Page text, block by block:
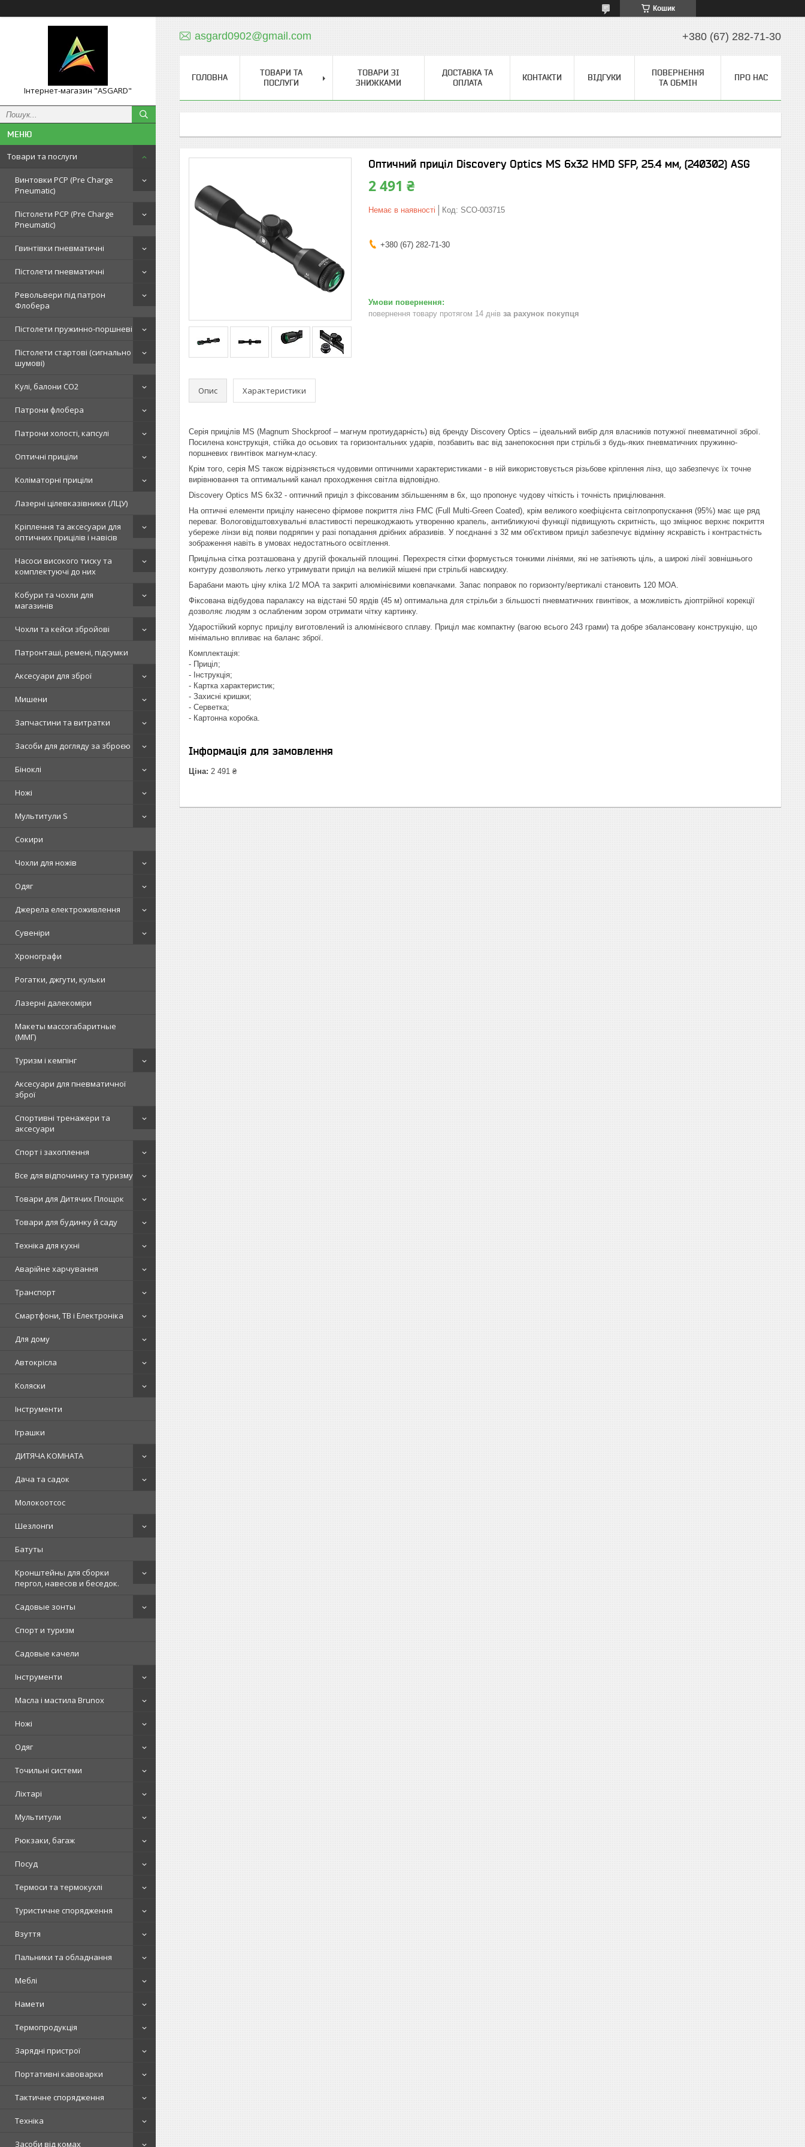
Кошик
Інтернет-магазин "ASGARD"
Товари та послуги
Винтовки PCP (Pre Charge
Pneumatic)
Пістолети PCP (Pre Charge
Pneumatic)
Гвинтівки пневматичні
Пістолети пневматичні
Револьвери під патрон
Флобера
Пістолети пружинно-поршневі
Пістолети стартові (сигнально
шумові)
Кулі, балони СО2
Патрони флобера
Патрони холості, капсулі
Оптичні приціли
Коліматорні приціли
Лазерні цілевказівники (ЛЦУ)
Кріплення та аксесуари для
оптичних прицілів і навісів
Насоси високого тиску та
комплектуючі до них
Кобури та чохли для
магазинів
Чохли та кейси збройові
Патронташі, ремені, підсумки
Аксесуари для зброї
Мишени
Запчастини та витратки
Засоби для догляду за зброєю
Біноклі
Ножі
Мультитули S
Сокири
Чохли для ножів
Одяг
Джерела електроживлення
Сувеніри
Хронографи
Рогатки, джгути, кульки
Лазерні далекоміри
Макеты массогабаритные
(ММГ)
Туризм і кемпінг
Аксесуари для пневматичної
зброї
Спортивні тренажери та
аксесуари
Спорт і захоплення
Все для відпочинку та туризму
Товари для Дитячих Площок
Товари для будинку й саду
Техніка для кухні
Аварійне харчування
Транспорт
Смартфони, ТВ і Електроніка
Для дому
Автокрісла
Коляски
Інструменти
Іграшки
ДИТЯЧА КОМНАТА
Дача та садок
Молокоотсос
Шезлонги
Батуты
Кронштейны для сборки
пергол, навесов и беседок.
Садовые зонты
Спорт и туризм
Садовые качели
Інструменти
Масла і мастила Brunox
Ножі
Одяг
Точильні системи
Ліхтарі
Мультитули
Рюкзаки, багаж
Посуд
Термоси та термокухлі
Туристичне спорядження
Взуття
Пальники та обладнання
Меблі
Намети
Термопродукція
Зарядні пристрої
Портативні кавоварки
Тактичне спорядження
Техніка
Засоби від комах
asgard0902@gmail.com +380 (67) 282-71-30
ГОЛОВНА
ТОВАРИ ТА
ПОСЛУГИ
ТОВАРИ ЗІ
ЗНИЖКАМИ
ДОСТАВКА ТА
ОПЛАТА
КОНТАКТИ ВІДГУКИ
ПОВЕРНЕННЯ
ТА ОБМІН
ПРО НАС
Оптичний приціл Discovery Optics MS 6x32 HMD SFP, 25.4 мм, (240302) ASG
2 491 ₴
Немає в наявності Код: SCO-003715
+380 (67) 282-71-30
повернення товару протягом 14 днів за рахунок покупця
Опис Характеристики
Серія прицілів MS (Magnum Shockproof – магнум протиударність) від бренду Discovery Optics – ідеальний вибір для власників потужної пневматичної зброї.
Посилена конструкція, стійка до осьових та горизонтальних ударів, позбавить вас від занепокоєння при стрільбі з будь-яких пневматичних пружинно-
поршневих гвинтівок магнум-класу.
Крім того, серія MS також відрізняється чудовими оптичними характеристиками - в ній використовується різьбове кріплення лінз, що забезпечує їх точне
вирівнювання та оптимальний канал проходження світла відповідно.
Discovery Optics MS 6x32 - оптичний приціл з фіксованим збільшенням в 6х, що пропонує чудову чіткість і точність прицілювання.
На оптичні елементи прицілу нанесено фірмове покриття лінз FMC (Full Multi-Green Coated), крім великого коефіцієнта світлопропускання (95%) має ще ряд
переваг. Вологовідштовхувальні властивості перешкоджають утворенню крапель, антибликуючі функції підвищують скритність, що зміцнює верхнє покриття
убереже лінзи від появи подряпин у разі попадання дрібних абразивів. У поєднанні з 32 мм об'єктивом приціл забезпечує відмінну яскравість і контрастність
зображення навіть в умовах недостатнього освітлення.
Прицільна сітка розташована у другій фокальній площині. Перехрестя сітки формується тонкими лініями, які не затіняють ціль, а широкі лінії зовнішнього
контуру дозволяють легко утримувати приціл на великій мішені при стрільбі навскидку.
Барабани мають ціну кліка 1/2 МОА та закриті алюмінієвими ковпачками. Запас поправок по горизонту/вертикалі становить 120 МОА.
Фіксована відбудова паралаксу на відстані 50 ярдів (45 м) оптимальна для стрільби з більшості пневматичних гвинтівок, а можливість діоптрійної корекції
дозволяє людям з ослабленим зором отримати чітку картинку.
Ударостійкий корпус прицілу виготовлений із алюмінієвого сплаву. Приціл має компактну (вагою всього 243 грами) та добре збалансовану конструкцію, що
мінімально впливає на баланс зброї.
Комплектація:
- Приціл;
- Інструкція;
- Картка характеристик;
- Захисні кришки;
- Серветка;
- Картонна коробка.
Інформація для замовлення
Ціна: 2 491 ₴